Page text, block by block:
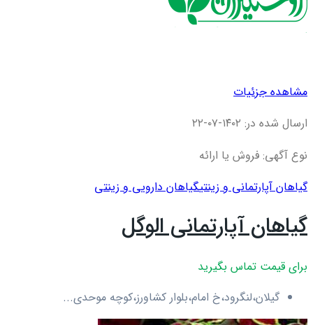
مشاهده جزئیات
ارسال شده در: ۱۴۰۲-۰۷-۲۲
نوع آگهی: فروش یا ارائه
گیاهان آپارتمانی و زینتیگیاهان دارویی و زینتی
گیاهان آپارتمانی الوگل
برای قیمت تماس بگیرید
گیلان،لنگرود،خ امام،بلوار کشاورز،کوچه موحدی...